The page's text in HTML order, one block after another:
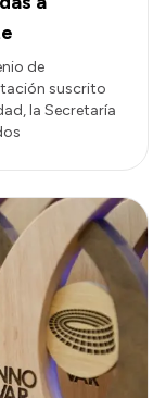
de
suscrito
la Secretaría